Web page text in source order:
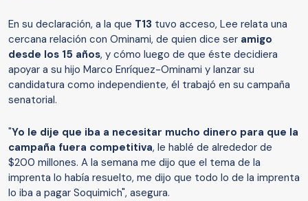
En su declaración, a la que T13 tuvo acceso, Lee relata una
cercana relación con Ominami, de quien dice ser amigo
desde los 15 años, y cómo luego de que éste decidiera
apoyar a su hijo Marco Enríquez-Ominami y lanzar su
candidatura como independiente, él trabajó en su campaña
senatorial.
"Yo le dije que iba a necesitar mucho dinero para que la
campaña fuera competitiva, le hablé de alrededor de
$200 millones. A la semana me dijo que el tema de la
imprenta lo había resuelto, me dijo que todo lo de la imprenta
lo iba a pagar Soquimich", asegura.